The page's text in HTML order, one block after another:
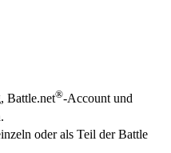
Battle.net®-Account und
oder als Teil der Battle